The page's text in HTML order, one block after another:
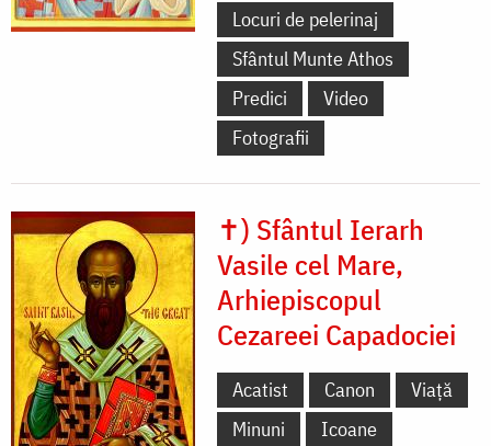
Locuri de pelerinaj
Sfântul Munte Athos
Predici
Video
Fotografii
✝) Sfântul Ierarh
Vasile cel Mare,
Arhiepiscopul
Cezareei Capadociei
Acatist Canon
Viață
Minuni
Icoane